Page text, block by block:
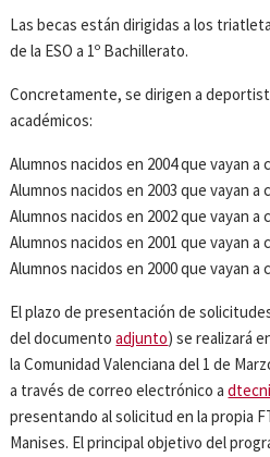
Las becas están dirigidas a los
de la ESO a 1º Bachillerato.
Concretamente, se dirigen a
académicos:
Alumnos nacidos en 2004 que vayan a
Alumnos nacidos en 2003 que vayan a
Alumnos nacidos en 2002 que vayan a
Alumnos nacidos en 2001 que vayan a
Alumnos nacidos en 2000 que vayan a
El plazo de presentación de
del documentoadjunto) se realizará
la Comunidad Valenciana del 1 de
a través de correo electrónico a
presentando al solicitud en la propia
Manises. El principal objetivo del